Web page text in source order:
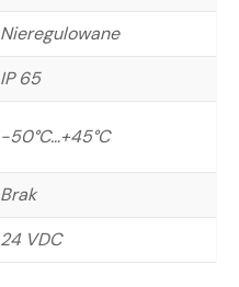
Nieregulowane
IP 65
-50°C…+45°C
Brak
24 VDC